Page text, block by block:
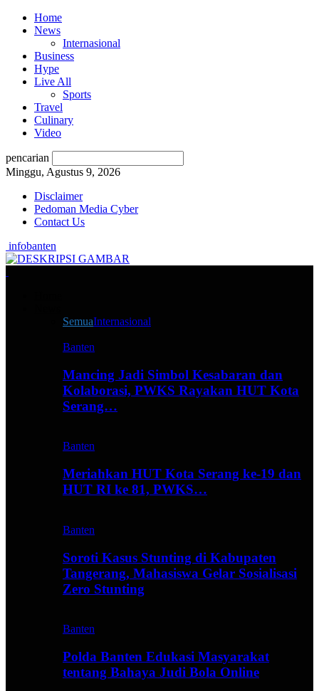
Home
News
Internasional
Business
Hype
Live All
Sports
Travel
Culinary
Video
pencarian
Minggu, Agustus 9, 2026
Disclaimer
Pedoman Media Cyber
Contact Us
infobanten
SemuaInternasional
Banten
Mancing Jadi Simbol Kesabaran dan
Kolaborasi, PWKS Rayakan HUT Kota
Serang…
Banten
Meriahkan HUT Kota Serang ke-19 dan
HUT RI ke 81, PWKS…
Banten
Soroti Kasus Stunting di Kabupaten
Tangerang, Mahasiswa Gelar Sosialisasi
Zero Stunting
Banten
Polda Banten Edukasi Masyarakat
tentang Bahaya Judi Bola Online